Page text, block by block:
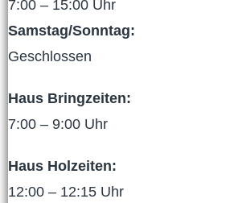
7:00 – 15:00 Uhr
Samstag/Sonntag:
Geschlossen
Haus Bringzeiten:
7:00 – 9:00 Uhr
Haus Holzeiten:
12:00 – 12:15 Uhr